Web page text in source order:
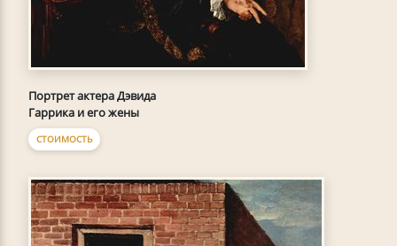
Портрет актера Дэвида
Гаррика и его жены
СТОИМОСТЬ